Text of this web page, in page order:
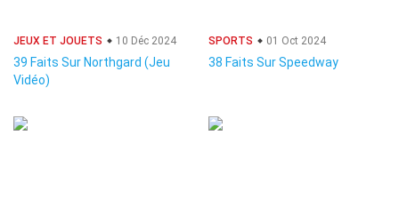
JEUX ET JOUETS 10 Déc 2024
39 Faits Sur Northgard (Jeu
Vidéo)
SPORTS 01 Oct 2024
38 Faits Sur Speedway